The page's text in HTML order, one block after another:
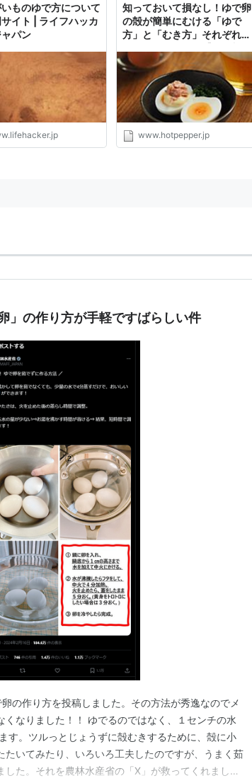
いものゆで方について
イト | ライフハッカ
パン
知っておいて損なし！ゆで卵
の殻が簡単にむける「ゆで
方」と「むき方」それぞれに
人】 - メシ通 | ホットペッパ
ーグルメ
www.hotpepper.jp
」の作り方が手軽ですばらしい件
の作り方を投稿しました。その方法が秀逸なのでメ
くなりました！！ ゆでるのではなく、１センチの水
す。ツルっとじょうずに殻むきするために、殻に小
たいてみたり、いろいろ工夫したのですが、うまく茹
した。それを農林水産省の「X」が救ってくれまし